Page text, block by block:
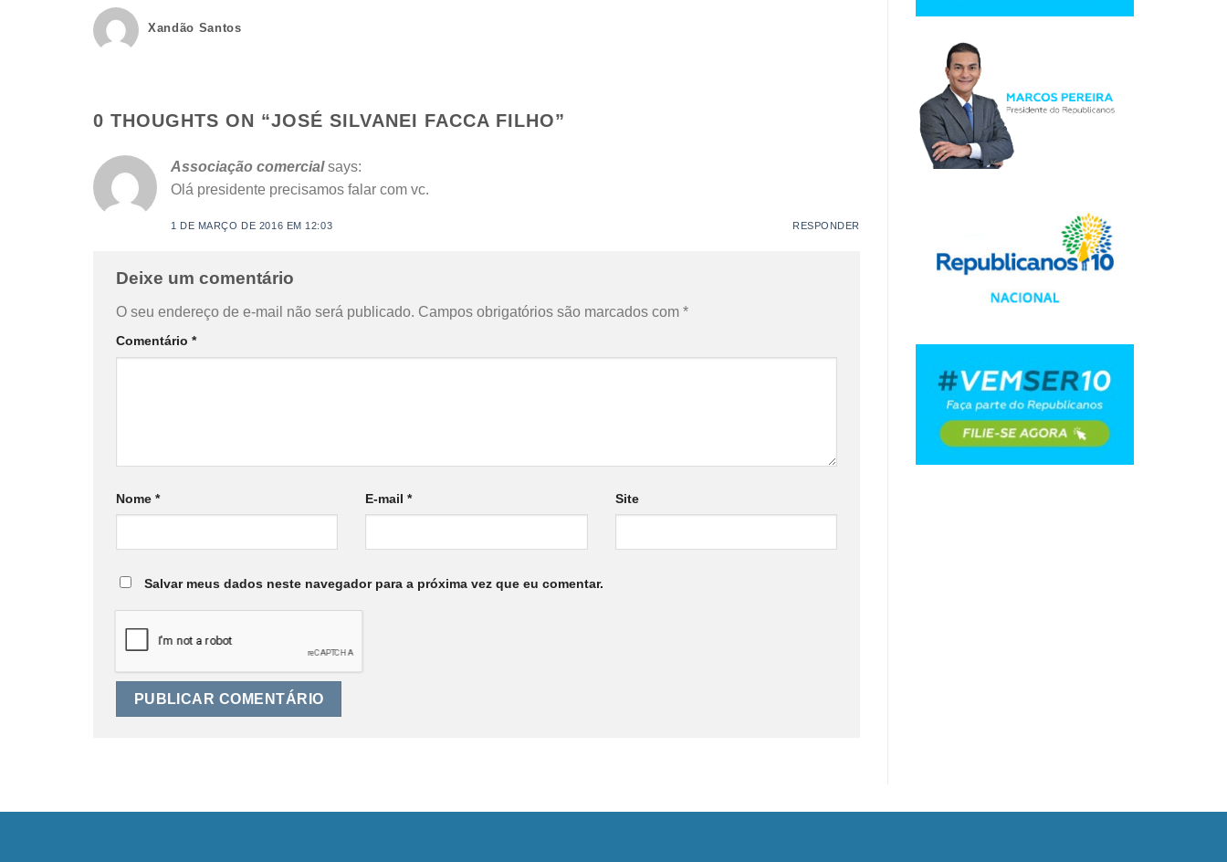
Xandão Santos
0 THOUGHTS ON “JOSÉ SILVANEI FACCA FILHO”
Associação comercial says:
Olá presidente precisamos falar com vc.
1 DE MARÇO DE 2016 EM 12:03 RESPONDER
Deixe um comentário
O seu endereço de e-mail não será publicado. Campos obrigatórios são marcados com *
Comentário *
Nome * E-mail* Site
Salvar meus dados neste navegador para a próxima vez que eu comentar.